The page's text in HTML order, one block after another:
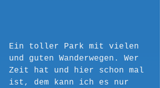
Ein toller Park mit vielen
und guten Wanderwegen. Wer
Zeit hat und hier schon mal
ist, dem kann ich es nur